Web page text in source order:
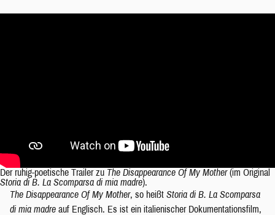
Der ruhig-poetische Trailer zu The Disappearance Of My Mother(im Original
Storia di B. La Scomparsa di mia madre).
The Disappearance Of My Mother, so heißt Storia di B. La Scomparsa
di mia madre auf Englisch. Es ist ein italienischer Dokumentationsfilm,